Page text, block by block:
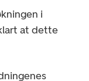
i
at dette